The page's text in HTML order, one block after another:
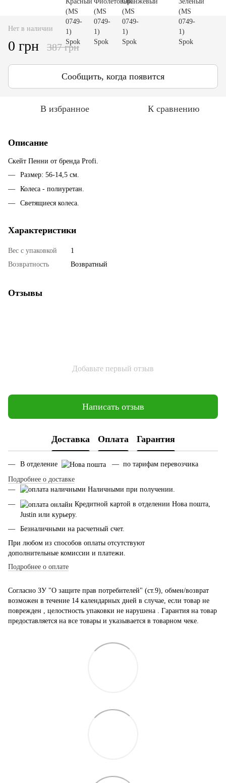
Нет в наличии
0 грн 387 грн
Сообщить, когда появится
В избранное К сравнению
Описание
Скейт Пенни от бренда Profi.
Размер: 56-14,5 см.​
Колеса - полиуретан.
Светящиеся колеса.
Характеристики
Вес с упаковкой
1
Возвратность
Возвратный
Отзывы
Добавьте первый отзыв
Написать отзыв
Доставка Оплата Гарантия
В отделение
— по тарифам перевозчика
Подробнее о доставке
Наличными при получении.
Кредитной картой в отделении Нова пошта,
Justin или курьеру.
Безналичными на расчетный счет.
При любом из способов оплаты отсутствуют
дополнительные комиссии и платежи.
Подробнее о оплате
Согласно ЗУ "О защите прав потребителей" (ст.9), обмен/возврат
возможен в течение 14 календарных дней в случае, если товар не
поврежден , целостность упаковки не нарушена . Гарантия на товар
предоставляется на все товары и указывается в товарном чеке.